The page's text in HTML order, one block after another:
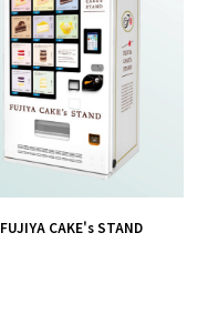
FUJIYA CAKE's STAND